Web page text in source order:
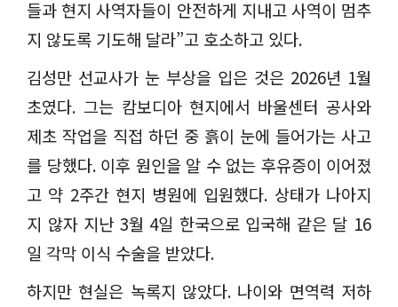
들과 현지 사역자들이 안전하게 지내고 사역이 멈추
지 않도록 기도해 달라”고 호소하고 있다.
김성만 선교사가 눈 부상을 입은 것은 2026년 1월
초였다. 그는 캄보디아 현지에서 바울센터 공사와
제초 작업을 직접 하던 중 흙이 눈에 들어가는 사고
를 당했다. 이후 원인을 알 수 없는 후유증이 이어졌
고 약 2주간 현지 병원에 입원했다. 상태가 나아지
지 않자 지난 3월 4일 한국으로 입국해 같은 달 16
일 각막 이식 수술을 받았다.
하지만 현실은 녹록지 않았다. 나이와 면역력 저하